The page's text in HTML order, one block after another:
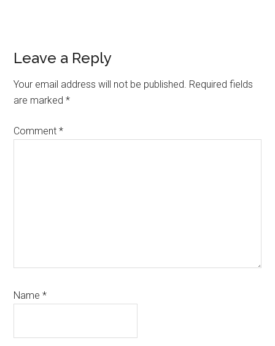
Reader
Interactions
Leave a Reply
Your email address will not be published. Required fields
are marked*
Comment*
Name*